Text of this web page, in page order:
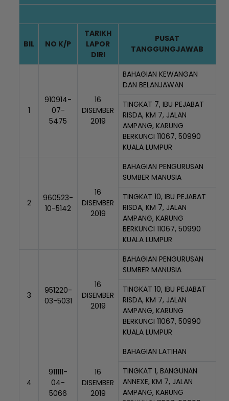
BIL NO K/P
TARIKH
LAPOR
DIRI
PUSAT
TANGGUNGJAWAB
1
910914-
07-
5475
16
DISEMBER
2019
BAHAGIAN KEWANGAN
DAN BELANJAWAN
TINGKAT 7, IBU PEJABAT
RISDA, KM 7, JALAN
AMPANG, KARUNG
BERKUNCI 11067, 50990
KUALA LUMPUR
2
960523-
10-5142
16
DISEMBER
2019
BAHAGIAN PENGURUSAN
SUMBER MANUSIA
TINGKAT 10, IBU PEJABAT
RISDA, KM 7, JALAN
AMPANG, KARUNG
BERKUNCI 11067, 50990
KUALA LUMPUR
3
951220-
03-5031
16
DISEMBER
2019
BAHAGIAN PENGURUSAN
SUMBER MANUSIA
TINGKAT 10, IBU PEJABAT
RISDA, KM 7, JALAN
AMPANG, KARUNG
BERKUNCI 11067, 50990
KUALA LUMPUR
4
911111-
04-
5066
16
DISEMBER
2019
BAHAGIAN LATIHAN
TINGKAT 1, BANGUNAN
ANNEXE, KM 7, JALAN
AMPANG, KARUNG